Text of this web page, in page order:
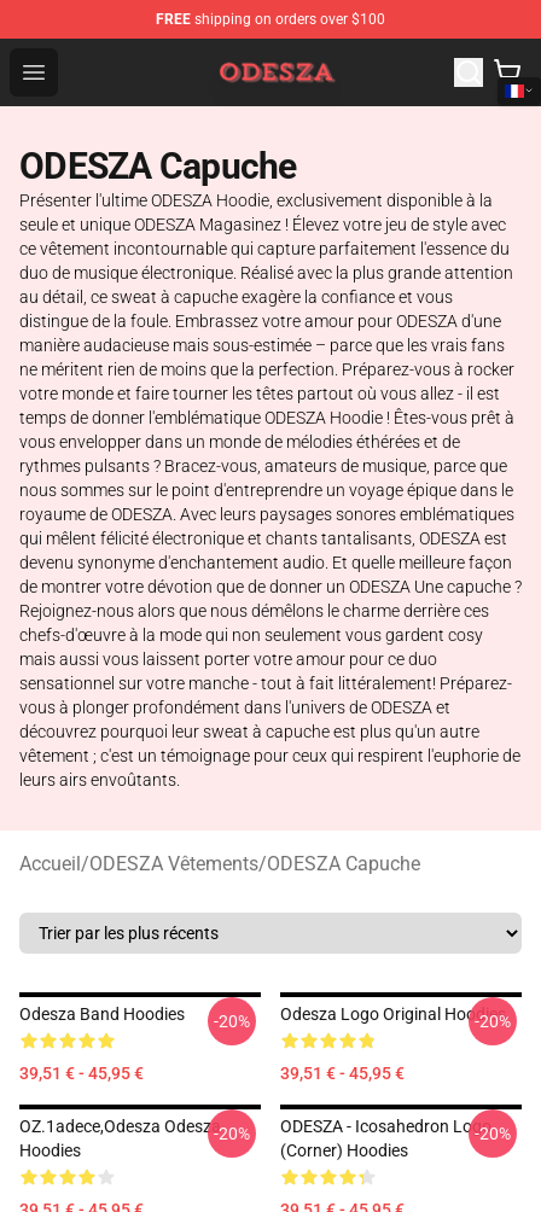
FREE shipping on orders over $100
Open menu
ODESZA Shop - Official ODESZA Merchandise Store
ODESZA Capuche
Présenter l'ultime ODESZA Hoodie, exclusivement disponible à la
seule et unique ODESZA Magasinez ! Élevez votre jeu de style avec
ce vêtement incontournable qui capture parfaitement l'essence du
duo de musique électronique. Réalisé avec la plus grande attention
au détail, ce sweat à capuche exagère la confiance et vous
distingue de la foule. Embrassez votre amour pour ODESZA d'une
manière audacieuse mais sous-estimée – parce que les vrais fans
ne méritent rien de moins que la perfection. Préparez-vous à rocker
votre monde et faire tourner les têtes partout où vous allez - il est
temps de donner l'emblématique ODESZA Hoodie ! Êtes-vous prêt à
vous envelopper dans un monde de mélodies éthérées et de
rythmes pulsants ? Bracez-vous, amateurs de musique, parce que
nous sommes sur le point d'entreprendre un voyage épique dans le
royaume de ODESZA. Avec leurs paysages sonores emblématiques
qui mêlent félicité électronique et chants tantalisants, ODESZA est
devenu synonyme d'enchantement audio. Et quelle meilleure façon
de montrer votre dévotion que de donner un ODESZA Une capuche ?
Rejoignez-nous alors que nous démêlons le charme derrière ces
chefs-d'œuvre à la mode qui non seulement vous gardent cosy
mais aussi vous laissent porter votre amour pour ce duo
sensationnel sur votre manche - tout à fait littéralement! Préparez-
vous à plonger profondément dans l'univers de ODESZA et
découvrez pourquoi leur sweat à capuche est plus qu'un autre
vêtement ; c'est un témoignage pour ceux qui respirent l'euphorie de
leurs airs envoûtants.
Accueil/ODESZA Vêtements/ODESZA Capuche
Odesza Band Hoodies
39,51 € - 45,95 €
-20% Odesza Logo Original Hoodies
39,51 € - 45,95 €
-20%
OZ.1adece,odesza Odesza
Hoodies
-20%
ODESZA - Icosahedron Logo
(corner) Hoodies
-20%